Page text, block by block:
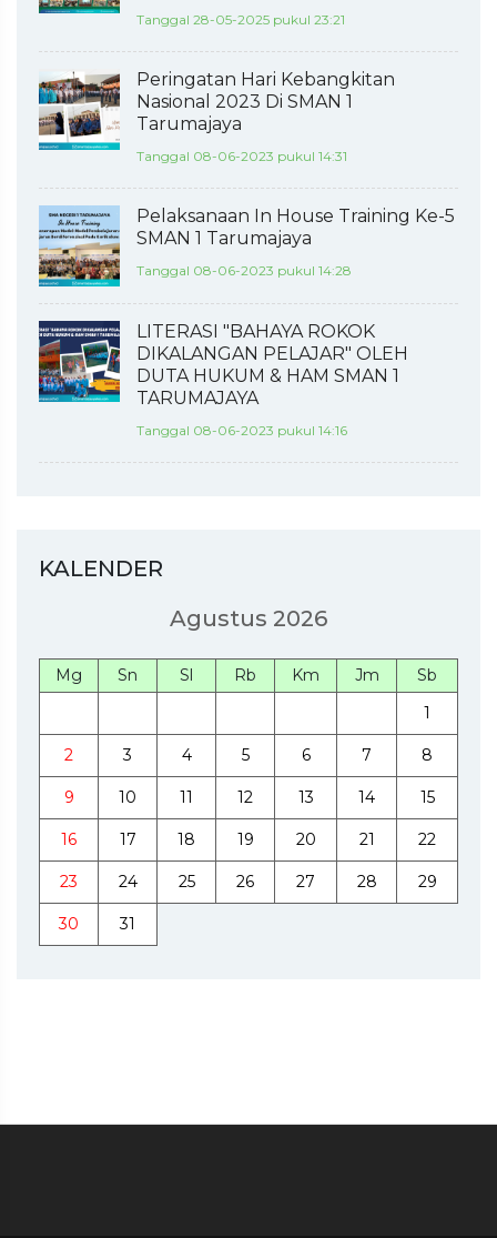
Tanggal 28-05-2025 pukul 23:21
Peringatan Hari Kebangkitan
Nasional 2023 Di SMAN 1
Tarumajaya
Tanggal 08-06-2023 pukul 14:31
Pelaksanaan In House Training Ke-5
SMAN 1 Tarumajaya
Tanggal 08-06-2023 pukul 14:28
LITERASI "BAHAYA ROKOK
DIKALANGAN PELAJAR" OLEH
DUTA HUKUM & HAM SMAN 1
TARUMAJAYA
Tanggal 08-06-2023 pukul 14:16
KALENDER
Agustus 2026
Mg Sn Sl Rb Km Jm
Sb
1
2 3 4 5 6 7 8
9 10 11 12 13 14 15
16 17 18 19 20 21 22
23 24 25 26 27 28 29
30 31